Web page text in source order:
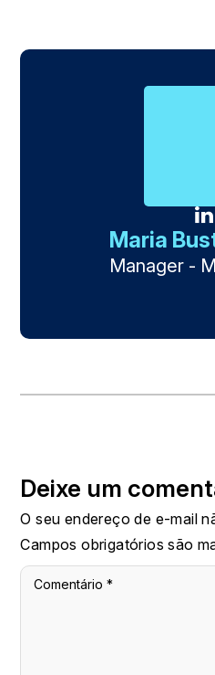
Maria
Manager -
Deixe um
O seu endereço de e-mail
Campos obrigatórios são
Comentário*